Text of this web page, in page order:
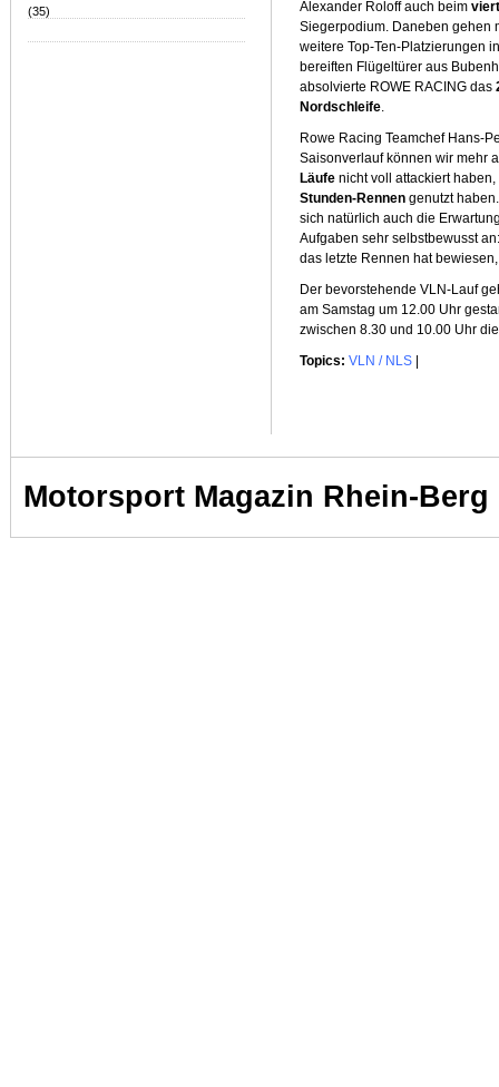
(35)
Alexander Roloff auch beim
Siegerpodium. Daneben gehen
weitere Top-Ten-Platzierungen
bereiften Flügeltürer aus
absolvierte ROWE RACING das
Nordschleife.
Rowe Racing Teamchef Hans-
Saisonverlauf können wir mehr
Läufe nicht voll attackiert
Stunden-Rennen genutzt
sich natürlich auch die
Aufgaben sehr selbstbewusst
das letzte Rennen hat
Der bevorstehende VLN-Lauf
am Samstag um 12.00 Uhr
zwischen 8.30 und 10.00 Uhr
Topics: VLN / NLS
Motorsport Magazin Rhein-Berg